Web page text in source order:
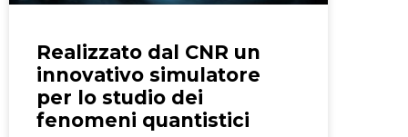
Realizzato dal CNR un
innovativo simulatore
per lo studio dei
fenomeni quantistici